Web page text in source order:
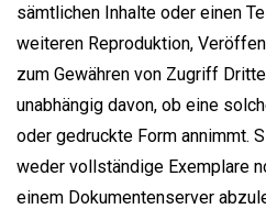
sämtlichen Inhalte oder einen
weiteren Reproduktion,
zum Gewähren von Zugriff
unabhängig davon, ob eine
oder gedruckte Form annimmt.
weder vollständige Exemplare
einem Dokumentenserver